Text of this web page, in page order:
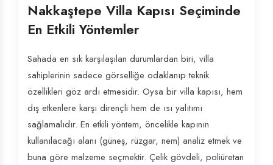
Nakkaştepe Villa Kapısı Seçiminde
En Etkili Yöntemler
Sahada en sık karşılaşılan durumlardan biri, villa
sahiplerinin sadece görselliğe odaklanıp teknik
özellikleri göz ardı etmesidir. Oysa bir villa kapısı, hem
dış etkenlere karşı dirençli hem de ısı yalıtımı
sağlamalıdır. En etkili yöntem, öncelikle kapının
kullanılacağı alanı (güneş, rüzgar, nem) analiz etmek ve
buna göre malzeme seçmektir. Çelik gövdeli, poliüretan